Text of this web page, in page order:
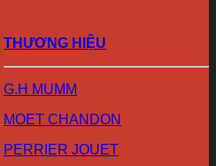
THƯƠNG HIỆU
G.H MUMM
MOET CHANDON
PERRIER JOUET